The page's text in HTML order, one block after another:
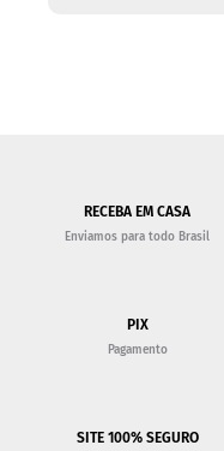
RECEBA EM CASA
Enviamos para todo Brasil
PIX
Pagamento
SITE 100% SEGURO